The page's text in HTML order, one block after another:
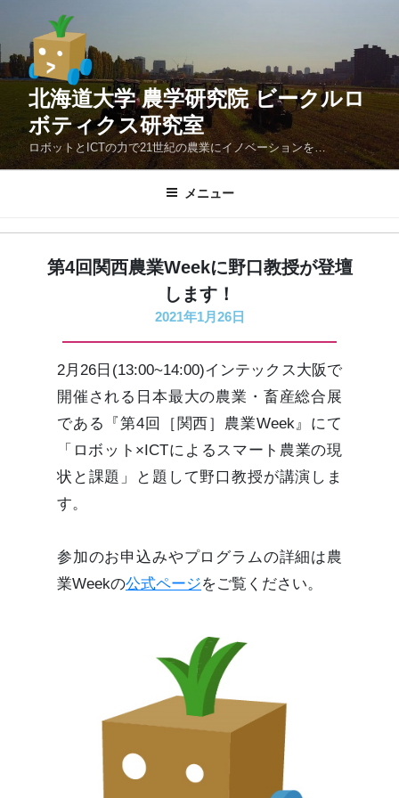
テ
ン
ス
キ
北海道大学 農学研究院 ビークルロ
ボティクス研究室
ロボットとICTの力で21世紀の農業にイノベーションを…
メニュー
第4回関西農業Weekに野口教授が登壇
します！
2021年1月26日
2月26日(13:00~14:00)インテックス大阪で
開催される日本最大の農業・畜産総合展
である『第4回［関西］農業Week』にて
「ロボット×ICTによるスマート農業の現
状と課題」と題して野口教授が講演しま
す。
参加のお申込みやプログラムの詳細は農
業Weekの公式ページをご覧ください。